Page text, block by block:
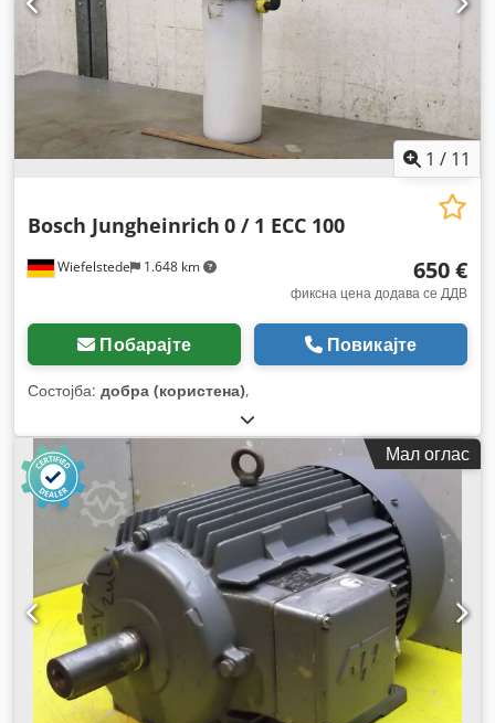
1 / 11
Wiefelstede 1.648 km
Bosch Jungheinrich 0 / 1 ECC 100
650 €
фиксна цена додава се ДДВ
Побарајте Повикајте
Состојба: добра (користена),
Мал оглас